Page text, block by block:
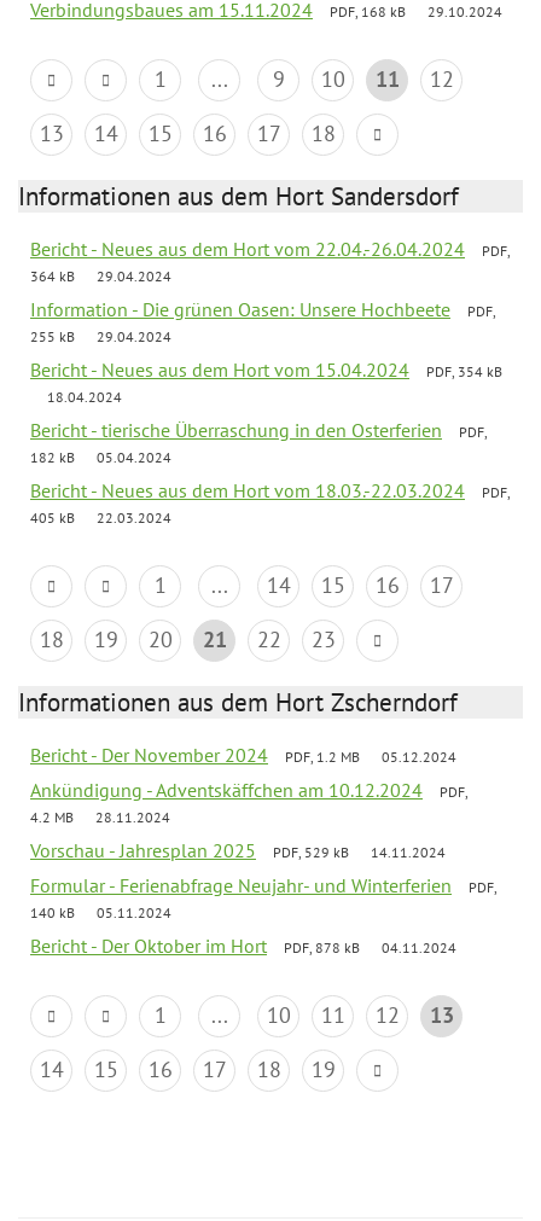
Verbindungsbaues am 15.11.2024
PDF, 168 kB 29.10.2024
1 ... 9 10 11
12
13
14 15 16 17 18
Informationen aus dem Hort Sandersdorf
Bericht - Neues aus dem Hort vom 22.04.-26.04.2024
PDF,
364 kB
29.04.2024
Information - Die grünen Oasen: Unsere Hochbeete
PDF,
255 kB
29.04.2024
Bericht - Neues aus dem Hort vom 15.04.2024
PDF, 354 kB
18.04.2024
Bericht - tierische Überraschung in den Osterferien
PDF,
182 kB
05.04.2024
Bericht - Neues aus dem Hort vom 18.03.-22.03.2024
PDF,
405 kB
22.03.2024
1 ... 14 15 16
17
18
19 20 21 22 23
Informationen aus dem Hort Zscherndorf
Bericht - Der November 2024 PDF, 1.2 MB 05.12.2024
Ankündigung - Adventskäffchen am 10.12.2024
PDF,
4.2 MB
28.11.2024
Vorschau - Jahresplan 2025 PDF, 529 kB 14.11.2024
Formular - Ferienabfrage Neujahr- und Winterferien
PDF,
140 kB
05.11.2024
Bericht - Der Oktober im Hort PDF, 878 kB 04.11.2024
1 ... 10 11 12
13
14
15 16 17 18 19